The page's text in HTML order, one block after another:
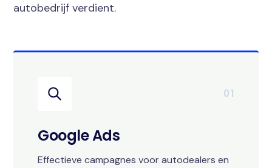
autobedrijf verdient.
01
Google Ads
Effectieve campagnes voor autodealers en